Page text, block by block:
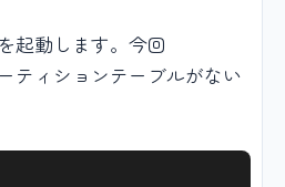
起動します。今回
ティションテーブルがない